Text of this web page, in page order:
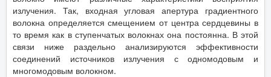
излучения. Так, входная угловая апертура градиентного
волокна определяется смещением от центра сердцевины в
то время как в ступенчатых волокнах она постоянна. В этой
связи ниже раздельно анализируются эффективности
соединений источников излучения с одномодовым и
многомодовым волокном.